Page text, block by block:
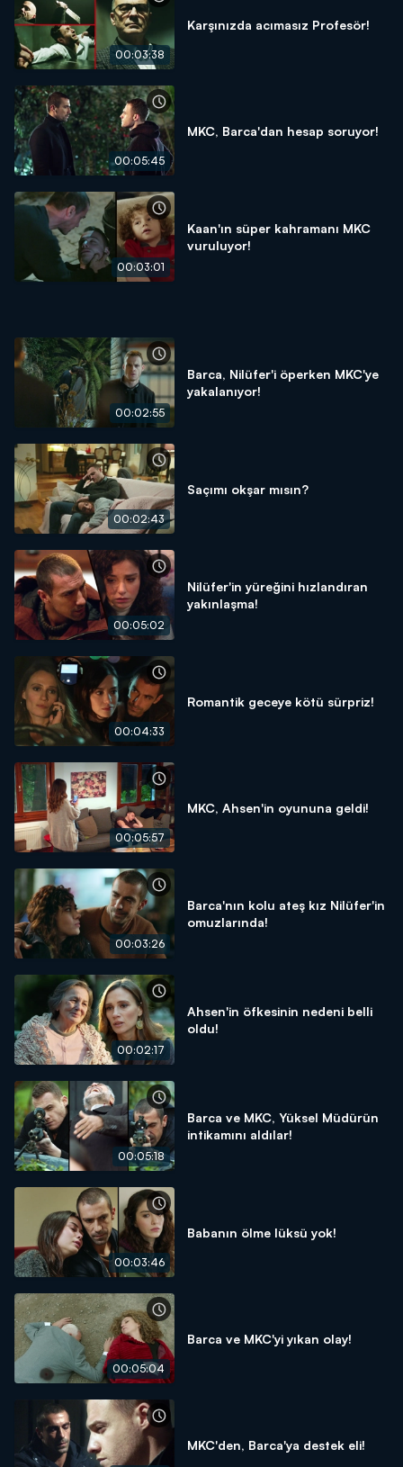
00:03:38
Karşınızda acımasız Profesör!
00:05:45
MKC, Barca'dan hesap soruyor!
00:03:01
Kaan'ın süper kahramanı MKC
vuruluyor!
00:02:55
Barca, Nilüfer'i öperken MKC'ye
yakalanıyor!
00:02:43
Saçımı okşar mısın?
00:05:02
Nilüfer'in yüreğini hızlandıran
yakınlaşma!
00:04:33
Romantik geceye kötü sürpriz!
00:05:57
MKC, Ahsen'in oyununa geldi!
00:03:26
Barca'nın kolu ateş kız Nilüfer'in
omuzlarında!
00:02:17
Ahsen'in öfkesinin nedeni belli
oldu!
00:05:18
Barca ve MKC, Yüksel Müdürün
intikamını aldılar!
00:03:46
Babanın ölme lüksü yok!
00:05:04
Barca ve MKC'yi yıkan olay!
MKC'den, Barca'ya destek eli!